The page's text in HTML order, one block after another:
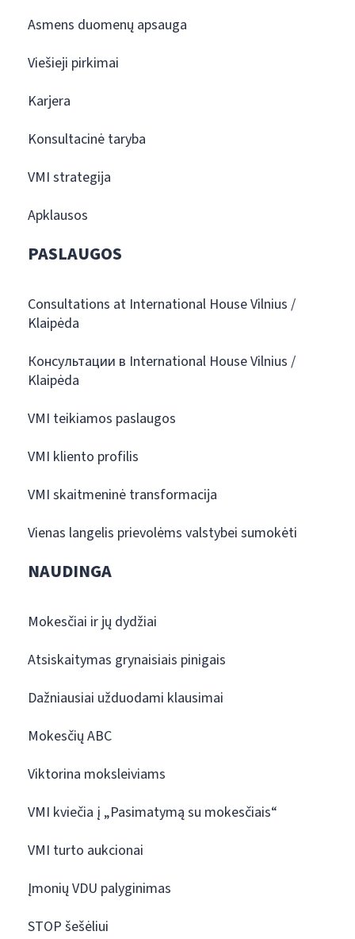
Asmens duomenų apsauga
Viešieji pirkimai
Karjera
Konsultacinė taryba
VMI strategija
Apklausos
PASLAUGOS
Consultations at International House Vilnius /
Klaipėda
Консультации в International House Vilnius /
Klaipėda
VMI teikiamos paslaugos
VMI kliento profilis
VMI skaitmeninė transformacija
Vienas langelis prievolėms valstybei sumokėti
NAUDINGA
Mokesčiai ir jų dydžiai
Atsiskaitymas grynaisiais pinigais
Dažniausiai užduodami klausimai
Mokesčių ABC
Viktorina moksleiviams
VMI kviečia į „Pasimatymą su mokesčiais“
VMI turto aukcionai
Įmonių VDU palyginimas
STOP šešėliui